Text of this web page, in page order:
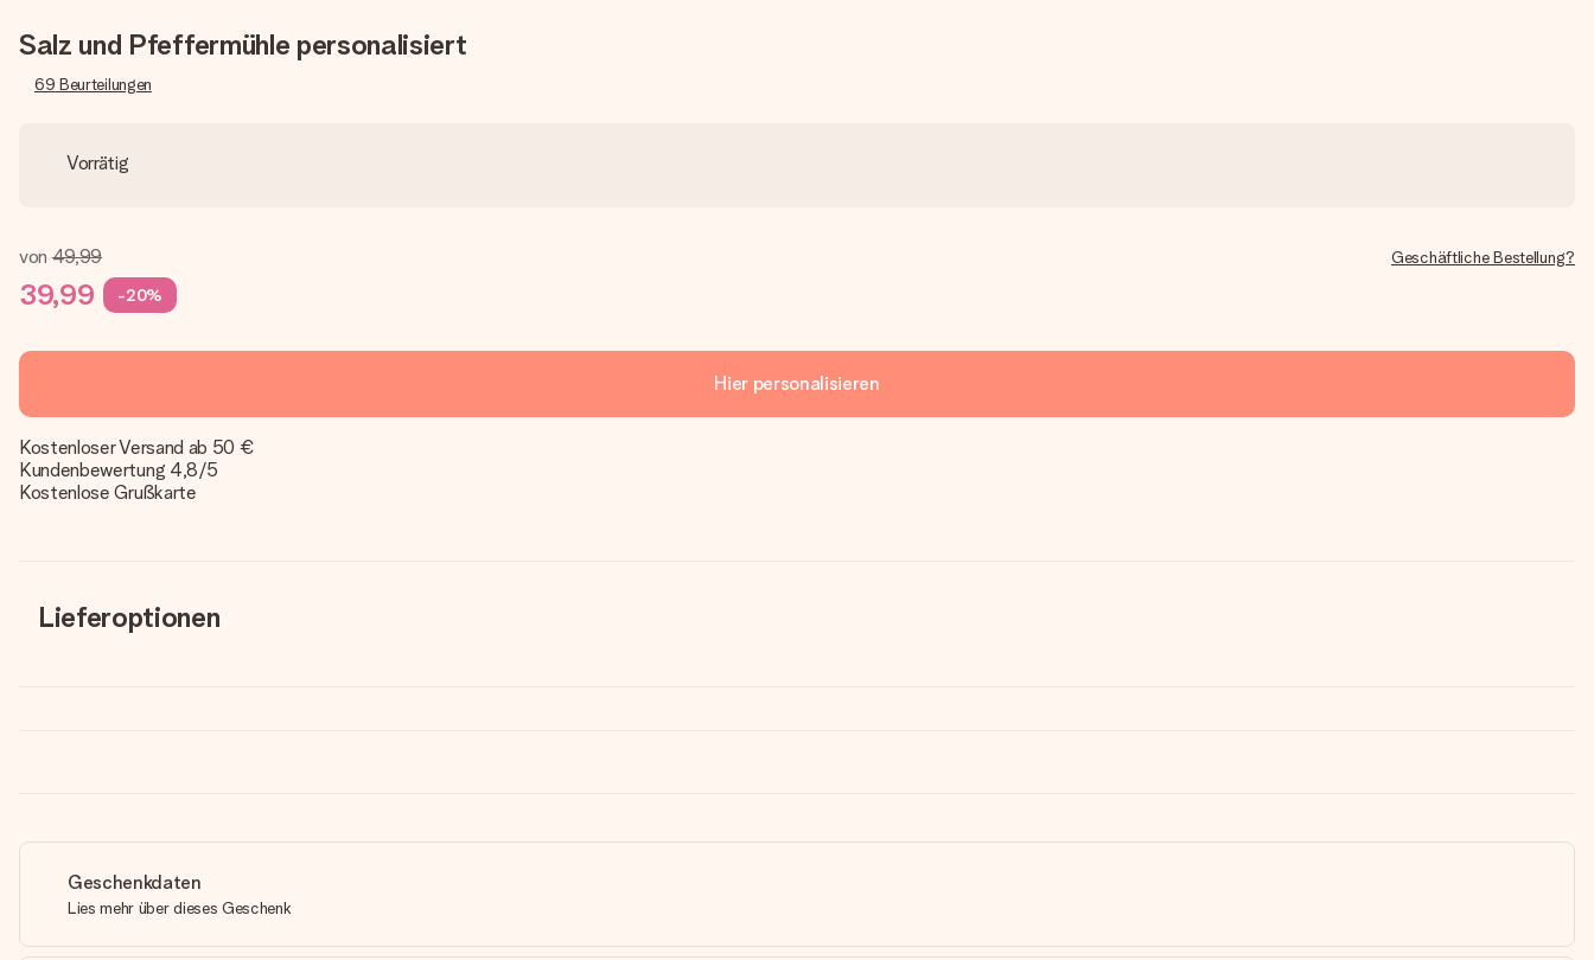
Salz und Pfeffermühle personalisiert
69 Beurteilungen
Vorrätig
von 49,99
39,99 -20%
Geschäftliche Bestellung?
Hier personalisieren
Kostenloser Versand ab 50 €
Kundenbewertung 4,8/5
Kostenlose Grußkarte
Lieferoptionen
Geschenkdaten
Lies mehr über dieses Geschenk